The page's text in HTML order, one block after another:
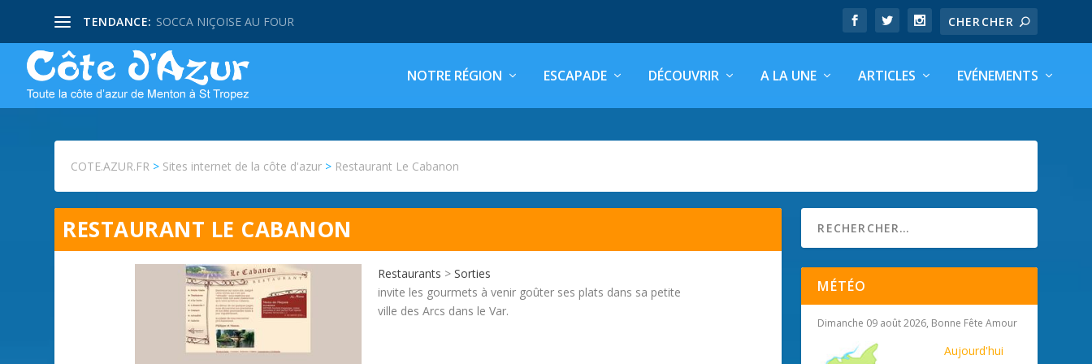
TENDANCE: SOCCA NIÇOISE AU FOUR
NOTRE RÉGION ESCAPADE DÉCOUVRIR A LA UNE ARTICLES EVÉNEMENTS
COTE.AZUR.FR > Sites internet de la côte d'azur > Restaurant Le Cabanon
RESTAURANT LE CABANON
Restaurants >Sorties
invite les gourmets à venir goûter ses plats dans sa petite
ville des Arcs dans le Var.
MÉTÉO
Dimanche 09 août 2026, Bonne Fête Amour
Aujourd'hui